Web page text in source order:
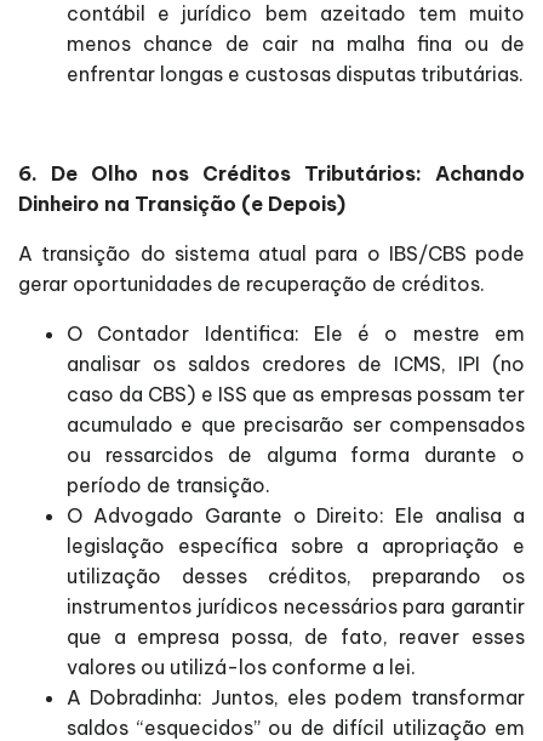
contábil e jurídico bem azeitado tem muito
menos chance de cair na malha fina ou de
enfrentar longas e custosas disputas tributárias.
6. De Olho nos Créditos Tributários: Achando
Dinheiro na Transição (e Depois)
A transição do sistema atual para o IBS/CBS pode
gerar oportunidades de recuperação de créditos.
O Contador Identifica: Ele é o mestre em
analisar os saldos credores de ICMS, IPI (no
caso da CBS) e ISS que as empresas possam ter
acumulado e que precisarão ser compensados
ou ressarcidos de alguma forma durante o
período de transição.
O Advogado Garante o Direito: Ele analisa a
legislação específica sobre a apropriação e
utilização desses créditos, preparando os
instrumentos jurídicos necessários para garantir
que a empresa possa, de fato, reaver esses
valores ou utilizá-los conforme a lei.
A Dobradinha: Juntos, eles podem transformar
saldos “esquecidos” ou de difícil utilização em